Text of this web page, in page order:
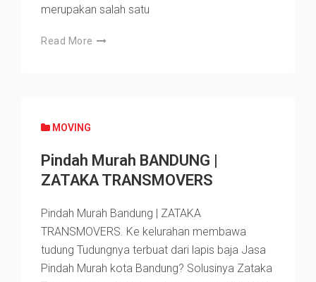
merupakan salah satu
Read More
MOVING
Pindah Murah BANDUNG |
ZATAKA TRANSMOVERS
Pindah Murah Bandung | ZATAKA
TRANSMOVERS. Ke kelurahan membawa
tudung Tudungnya terbuat dari lapis baja Jasa
Pindah Murah kota Bandung? Solusinya Zataka